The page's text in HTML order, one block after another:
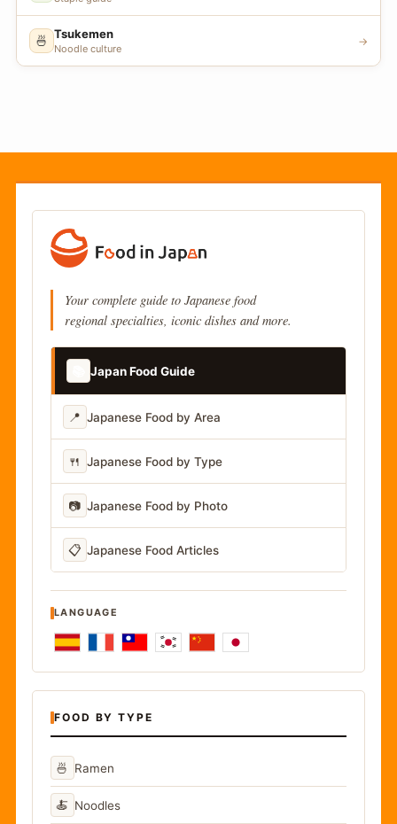
🍜 Tsukemen
Noodle culture
→
Your complete guide to Japanese food
regional specialties, iconic dishes and more.
Japan Food Guide
📍 Japanese Food by Area
🍴 Japanese Food by Type
📷 Japanese Food by Photo
📋 Japanese Food Articles
LANGUAGE
FOOD BY TYPE
🍜 Ramen
🍝 Noodles